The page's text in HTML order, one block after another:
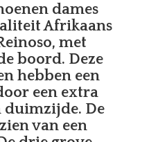
dames
Afrikaans
met
boord. Deze
hebben een
een extra
duimzijde. De
van een